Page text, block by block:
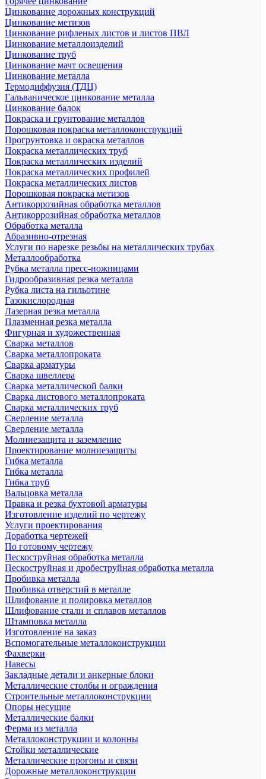
Цинкование дорожных конструкций
Цинкование метизов
Цинкование рифленых листов и листов ПВЛ
Цинкование металлоизделий
Цинкование труб
Цинкование мачт освещения
Цинкование металла
Термодиффузия (ТДЦ)
Гальваническое цинкование металла
Цинкование балок
Покраска и грунтование металлов
Порошковая покраска металлоконструкций
Прогрунтовка и окраска металлов
Покраска металлических труб
Покраска металлических изделий
Покраска металлических профилей
Покраска металлических листов
Порошковая покраска метизов
Антикоррозийная обработка металлов
Антикоррозийная обработка металлов
Обработка металла
Абразивно-отрезная
Услуги по нарезке резьбы на металлических трубах
Металлообработка
Рубка металла пресс-ножницами
Гидрообразивная резка металла
Рубка листа на гильотине
Газокислородная
Лазерная резка металла
Плазменная резка металла
Фигурная и художественная
Сварка металлов
Сварка металлопроката
Сварка арматуры
Сварка швеллера
Сварка металлической балки
Сварка листового металлопроката
Сварка металлических труб
Сверление металла
Сверление металла
Молниезащита и заземление
Проектирование молниезащиты
Гибка металла
Гибка металла
Гибка труб
Вальцовка металла
Правка и резка бухтовой арматуры
Изготовление изделий по чертежу
Услуги проектирования
Доработка чертежей
По готовому чертежу
Пескоструйная обработка металла
Пескоструйная и дробеструйная обработка металла
Пробивка металла
Пробивка отверстий в металле
Шлифование и полировка металлов
Шлифование стали и сплавов металлов
Штамповка металла
Изготовление на заказ
Вспомогательные металлоконструкции
Фахверки
Навесы
Закладные детали и анкерные блоки
Металлические столбы и ограждения
Строительные металлоконструкции
Опоры несущие
Металлические балки
Ферма из металла
Металлоконструкции и колонны
Стойки металлические
Металлические прогоны и связи
Дорожные металлоконструкции